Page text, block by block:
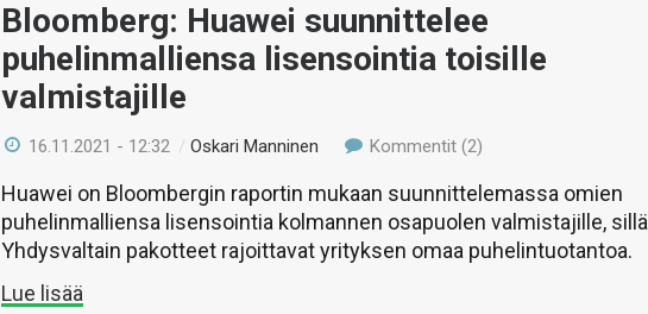
Bloomberg: Huawei suunnittelee
puhelinmalliensa lisensointia toisille
valmistajille
16.11.2021 - 12:32 /Oskari Manninen Kommentit (2)
Huawei on Bloombergin raportin mukaan suunnittelemassa omien
puhelinmalliensa lisensointia kolmannen osapuolen valmistajille, sillä
Yhdysvaltain pakotteet rajoittavat yrityksen omaa puhelintuotantoa.
Lue lisää